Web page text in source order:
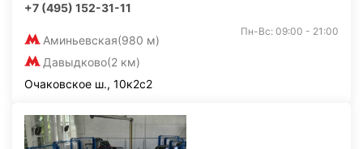
+7 (495) 152-31-11
Аминьевская(980 м)
Давыдково(2 км)
Пн-Вс: 09:00 - 21:00
Очаковское ш., 10к2с2